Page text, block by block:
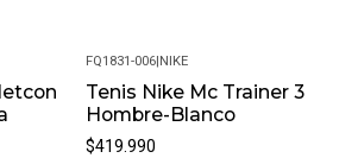
FQ1831-006|NIKE
Tenis Nike Mc Trainer 3
Hombre-Blanco
$419.990